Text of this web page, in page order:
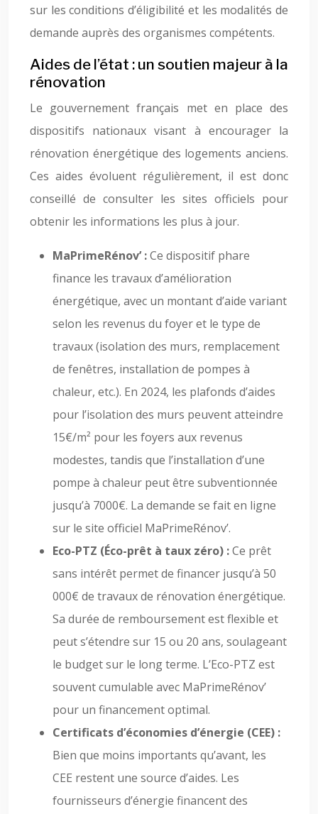
sur les conditions d’éligibilité et les modalités de
demande auprès des organismes compétents.
Aides de l’état : un soutien majeur à la
rénovation
Le gouvernement français met en place des
dispositifs nationaux visant à encourager la
rénovation énergétique des logements anciens.
Ces aides évoluent régulièrement, il est donc
conseillé de consulter les sites officiels pour
obtenir les informations les plus à jour.
MaPrimeRénov’ :Ce dispositif phare
finance les travaux d’amélioration
énergétique, avec un montant d’aide variant
selon les revenus du foyer et le type de
travaux (isolation des murs, remplacement
de fenêtres, installation de pompes à
chaleur, etc.). En 2024, les plafonds d’aides
pour l’isolation des murs peuvent atteindre
15€/m² pour les foyers aux revenus
modestes, tandis que l’installation d’une
pompe à chaleur peut être subventionnée
jusqu’à 7000€. La demande se fait en ligne
sur le site officiel MaPrimeRénov’.
Eco-PTZ (Éco-prêt à taux zéro) :Ce prêt
sans intérêt permet de financer jusqu’à 50
000€ de travaux de rénovation énergétique.
Sa durée de remboursement est flexible et
peut s’étendre sur 15 ou 20 ans, soulageant
le budget sur le long terme. L’Eco-PTZ est
souvent cumulable avec MaPrimeRénov’
pour un financement optimal.
Certificats d’économies d’énergie (CEE) :
Bien que moins importants qu’avant, les
CEE restent une source d’aides. Les
fournisseurs d’énergie financent des